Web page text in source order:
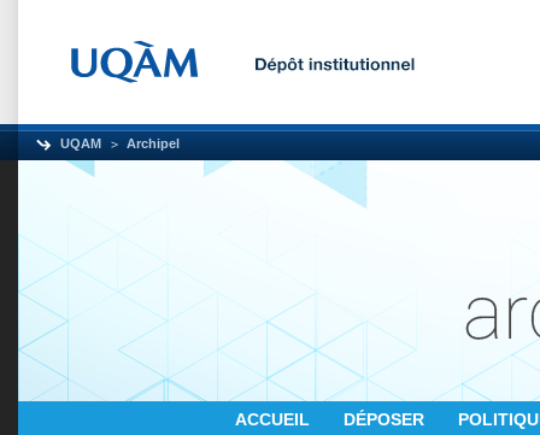
UQAM Archipel
ACCUEIL DÉPOSER